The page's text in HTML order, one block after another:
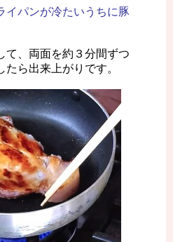
パンが冷たいうちに豚
て、両面を約３分間ずつ
ら出来上がりです。